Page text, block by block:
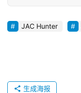
JAC Hunter
生成海报